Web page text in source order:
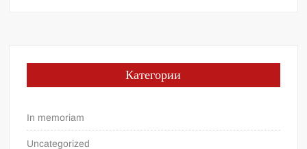
Категории
In memoriam
Uncategorized